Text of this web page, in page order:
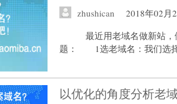
zhushican
2018年02月
最近用老域名做新站
题： 1选老域名：我们选择
以优化的角度分析老